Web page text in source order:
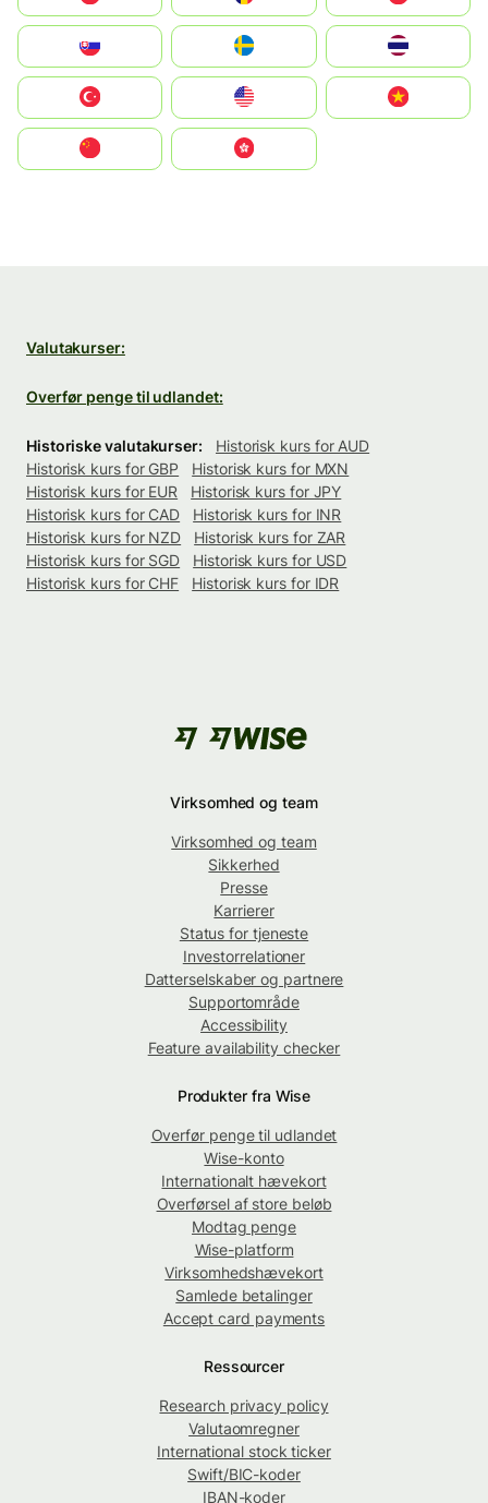
United States
中國香港特別行政區
Valutakurser:
Overfør penge til udlandet:
Historiske valutakurser:
Historisk kurs for AUD
Historisk kurs for GBP
Historisk kurs for MXN
Historisk kurs for EUR
Historisk kurs for JPY
Historisk kurs for CAD
Historisk kurs for INR
Historisk kurs for NZD
Historisk kurs for ZAR
Historisk kurs for SGD
Historisk kurs for USD
Historisk kurs for CHF
Historisk kurs for IDR
Virksomhed og team
Virksomhed og team
Sikkerhed
Presse
Karrierer
Status for tjeneste
Investorrelationer
Datterselskaber og partnere
Supportområde
Accessibility
Feature availability checker
Produkter fra Wise
Overfør penge til udlandet
Wise-konto
Internationalt hævekort
Overførsel af store beløb
Modtag penge
Wise-platform
Virksomhedshævekort
Samlede betalinger
Accept card payments
Ressourcer
Research privacy policy
Valutaomregner
International stock ticker
Swift/BIC-koder
IBAN-koder